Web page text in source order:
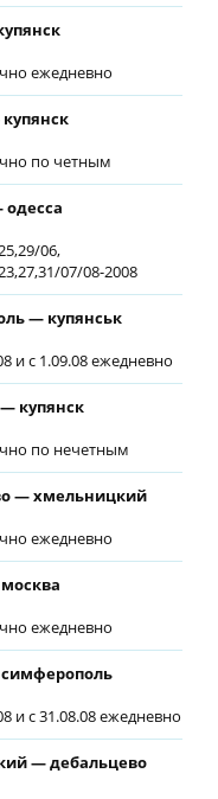
ежедневно
по четным
06,
07/08-2008
— купянськ
и с 1.09.08 ежедневно
купянск
по нечетным
— хмельницкий
ежедневно
ежедневно
и с 31.08.08 ежедневно
— дебальцево